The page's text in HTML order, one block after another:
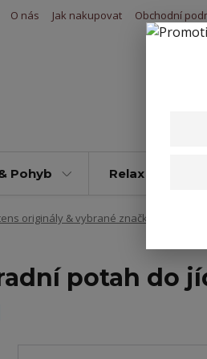
O nás Jak nakupovat Obchodní
Pohyb Relax & Úleva
originály & vybrané značky
potah do